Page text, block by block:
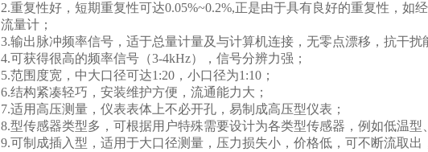
2.重复性好，短期重复性可达0.05%~0.2%,正是由于具有良好的重复性，
流量计；
3.输出脉冲频率信号，适于总量计量及与计算机连接，无零点漂移，抗干扰
4.可获得很高的频率信号（3-4kHz），信号分辨力强；
5.范围度宽，中大口径可达1:20，小口径为1:10；
6.结构紧凑轻巧，安装维护方便，流通能力大；
7.适用高压测量，仪表表体上不必开孔，易制成高压型仪表；
8.型传感器类型多，可根据用户特殊需要设计为各类型传感器，例如低温型
9.可制成插入型，适用于大口径测量，压力损失小，价格低，可不断流取出